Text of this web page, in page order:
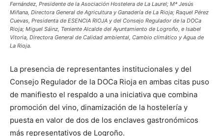
Fernández, Presidente de la Asociación Hostelera de La Laurel; Mª Jesús
Miñana, Directora General de Agricultura y Ganadería de La Rioja; Raquel Pérez
Cuevas, Presidenta de ESENCIA RIOJA y del Consejo Regulador de la DOCa
Rioja; Miguel Sáinz, Teniente Alcalde del Ayuntamiento de Logroño, e Isabel
Vitoria, Directora General de Calidad ambiental, Cambio climático y Agua de
La Rioja.
La presencia de representantes institucionales y del
Consejo Regulador de la DOCa Rioja en ambas citas puso
de manifiesto el respaldo a una iniciativa que combina
promoción del vino, dinamización de la hostelería y
puesta en valor de dos de los enclaves gastronómicos
más representativos de Logroño.